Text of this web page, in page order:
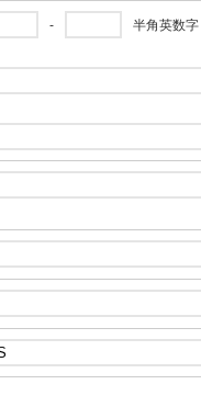
-
半角英数字